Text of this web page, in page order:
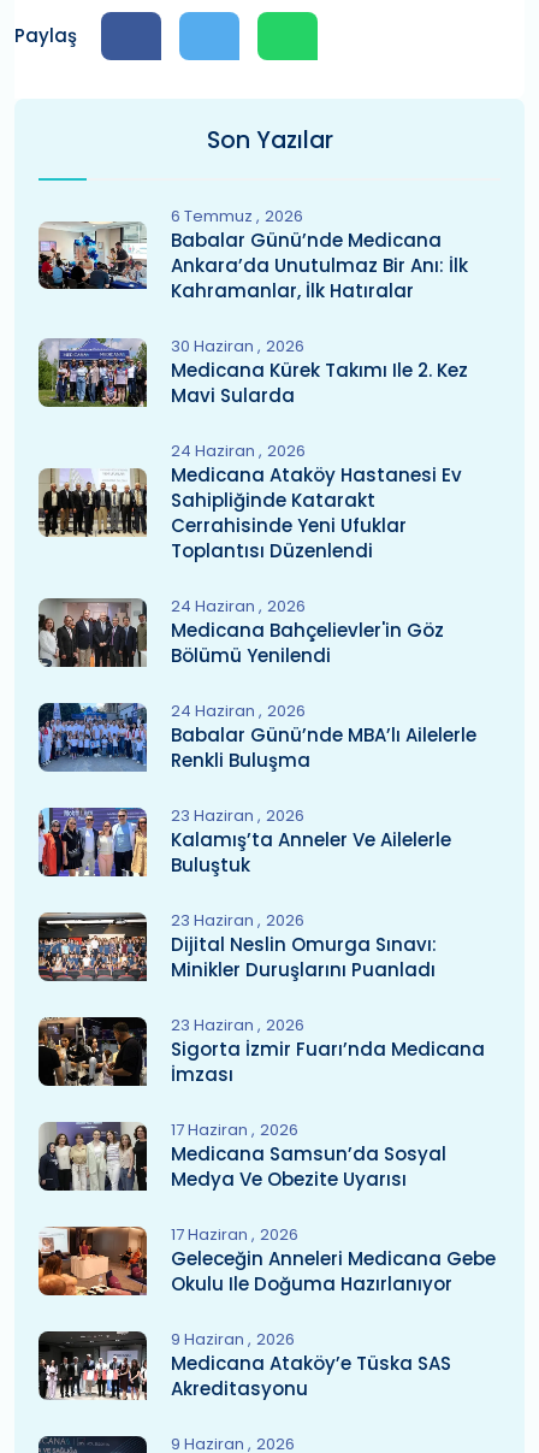
Paylaş
Son Yazılar
6 Temmuz 2026
Babalar Günü’nde Medicana
Ankara’da Unutulmaz Bir Anı: İlk
Kahramanlar, İlk Hatıralar
30 Haziran 2026
Medicana Kürek Takımı Ile 2. Kez
Mavi Sularda
24 Haziran 2026
Medicana Ataköy Hastanesi Ev
Sahipliğinde Katarakt
Cerrahisinde Yeni Ufuklar
Toplantısı Düzenlendi
24 Haziran 2026
Medicana Bahçelievler'in Göz
Bölümü Yenilendi
24 Haziran 2026
Babalar Günü’nde MBA’lı Ailelerle
Renkli Buluşma
23 Haziran 2026
Kalamış’ta Anneler Ve Ailelerle
Buluştuk
23 Haziran 2026
Dijital Neslin Omurga Sınavı:
Minikler Duruşlarını Puanladı
23 Haziran 2026
Sigorta İzmir Fuarı’nda Medicana
İmzası
17 Haziran 2026
Medicana Samsun’da Sosyal
Medya Ve Obezite Uyarısı
17 Haziran 2026
Geleceğin Anneleri Medicana Gebe
Okulu Ile Doğuma Hazırlanıyor
9 Haziran 2026
Medicana Ataköy’e Tüska SAS
Akreditasyonu
9 Haziran 2026